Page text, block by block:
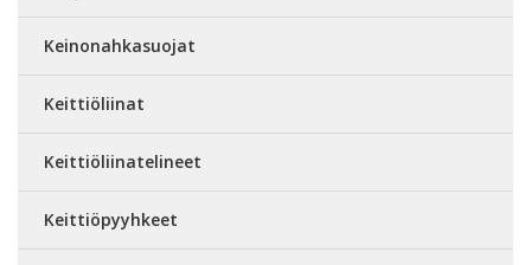
Keinonahkasuojat
Keittiöliinat
Keittiöliinatelineet
Keittiöpyyhkeet